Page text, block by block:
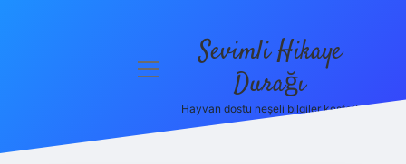
menüyü
Sevimli Hikaye
Durağı
Hayvan dostu neşeli bilgiler keşfet!